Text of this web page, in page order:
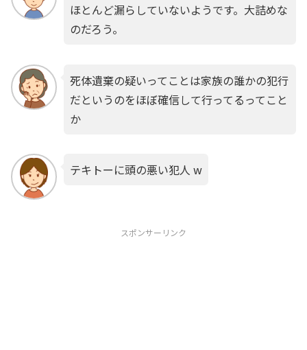
ほとんど漏らしていないようです。大詰めな
のだろう。
死体遺棄の疑いってことは家族の誰かの犯行
だというのをほぼ確信して行ってるってこと
か
テキトーに頭の悪い犯人 w
スポンサーリンク